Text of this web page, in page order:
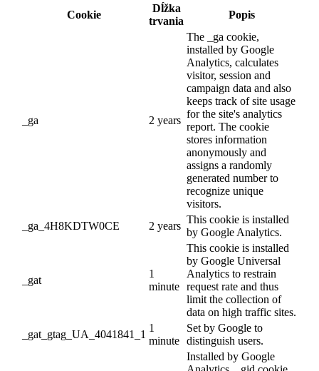
Cookie
Dĺžka
trvania
Popis
_ga 2 years
The _ga cookie,
installed by Google
Analytics, calculates
visitor, session and
campaign data and also
keeps track of site usage
for the site's analytics
report. The cookie
stores information
anonymously and
assigns a randomly
generated number to
recognize unique
visitors.
_ga_4H8KDTW0CE
2 years
This cookie is installed
by Google Analytics.
_gat
1
minute
This cookie is installed
by Google Universal
Analytics to restrain
request rate and thus
limit the collection of
data on high traffic sites.
_gat_gtag_UA_4041841_1
1
minute
Set by Google to
distinguish users.
Installed by Google